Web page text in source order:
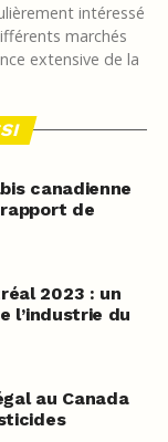
intéressé
marchés
extensive de la
canadienne
de
2023 : un
l’industrie du
au Canada